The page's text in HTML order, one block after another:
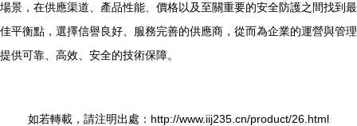
場景，在供應渠道、產品性能、價格以及至關重要的安全防護之間找到最
佳平衡點，選擇信譽良好、服務完善的供應商，從而為企業的運營與管理
提供可靠、高效、安全的技術保障。
如若轉載，請注明出處：http://www.iij235.cn/product/26.html